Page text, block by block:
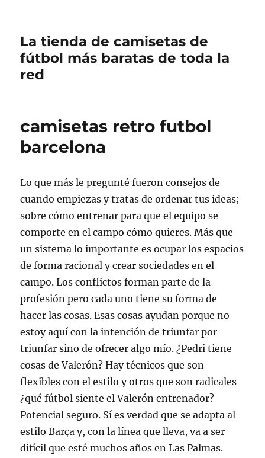
La tienda de camisetas de
fútbol más baratas de toda la
red
camisetas retro futbol
barcelona
Lo que más le pregunté fueron consejos de
cuando empiezas y tratas de ordenar tus ideas;
sobre cómo entrenar para que el equipo se
comporte en el campo cómo quieres. Más que
un sistema lo importante es ocupar los espacios
de forma racional y crear sociedades en el
campo. Los conflictos forman parte de la
profesión pero cada uno tiene su forma de
hacer las cosas. Esas cosas ayudan porque no
estoy aquí con la intención de triunfar por
triunfar sino de ofrecer algo mío. ¿Pedri tiene
cosas de Valerón? Hay técnicos que son
flexibles con el estilo y otros que son radicales
¿qué fútbol siente el Valerón entrenador?
Potencial seguro. Sí es verdad que se adapta al
estilo Barça y, con la línea que lleva, va a ser
difícil que esté muchos años en Las Palmas.